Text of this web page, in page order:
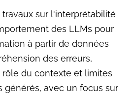
sur l'interprétabilité
des LLMs pour
à partir de données
des erreurs,
rôle du contexte et limites
générés, avec un focus sur